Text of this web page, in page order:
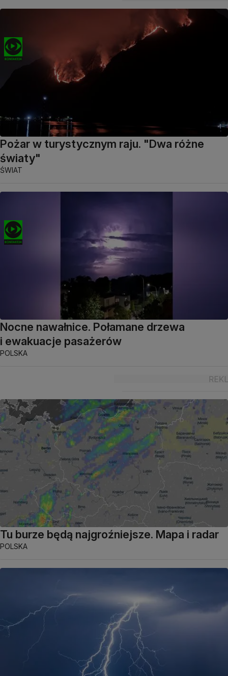
Pożar w turystycznym raju. "Dwa różne
światy"
ŚWIAT
Nocne nawałnice. Połamane drzewa
i ewakuacje pasażerów
POLSKA
Tu burze będą najgroźniejsze. Mapa i radar
POLSKA